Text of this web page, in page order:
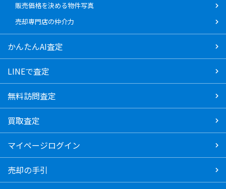
販売価格を決める物件写真
売却専門店の仲介力
かんたんAI査定
LINEで査定
無料訪問査定
買取査定
マイページログイン
売却の手引